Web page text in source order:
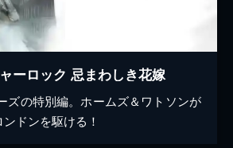
ーロック 忌まわしき花嫁
ズの特別編。ホームズ＆ワトソンが
ドンを駆ける！